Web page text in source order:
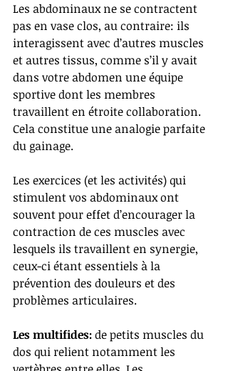
Les abdominaux ne se contractent
pas en vase clos, au contraire: ils
interagissent avec d’autres muscles
et autres tissus, comme s’il y avait
dans votre abdomen une équipe
sportive dont les membres
travaillent en étroite collaboration.
Cela constitue une analogie parfaite
du gainage.
Les exercices (et les activités) qui
stimulent vos abdominaux ont
souvent pour effet d’encourager la
contraction de ces muscles avec
lesquels ils travaillent en synergie,
ceux-ci étant essentiels à la
prévention des douleurs et des
problèmes articulaires.
Les multifides: de petits muscles du
dos qui relient notamment les